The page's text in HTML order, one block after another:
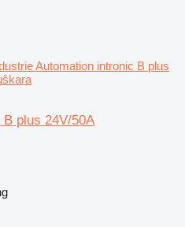
Automation intronic B plus
B plus 24V/50A